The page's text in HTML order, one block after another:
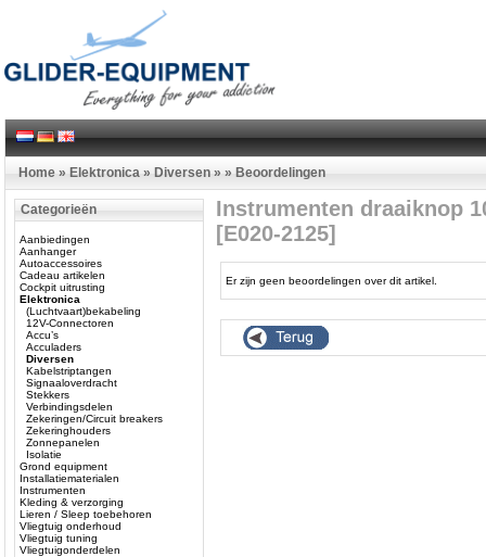
Home » Elektronica » Diversen » » Beoordelingen
Categorieën
Aanbiedingen
Aanhanger
Autoaccessoires
Cadeau artikelen
Cockpit uitrusting
Elektronica
(Luchtvaart)bekabeling
12V-Connectoren
Accu’s
Acculaders
Diversen
Kabelstriptangen
Signaaloverdracht
Stekkers
Verbindingsdelen
Zekeringen/Circuit breakers
Zekeringhouders
Zonnepanelen
Isolatie
Grond equipment
Installatiematerialen
Instrumenten
Kleding & verzorging
Lieren / Sleep toebehoren
Vliegtuig onderhoud
Vliegtuig tuning
Vliegtuigonderdelen
Instrumenten draaiknop
[E020-2125]
Er zijn geen beoordelingen over dit artikel.